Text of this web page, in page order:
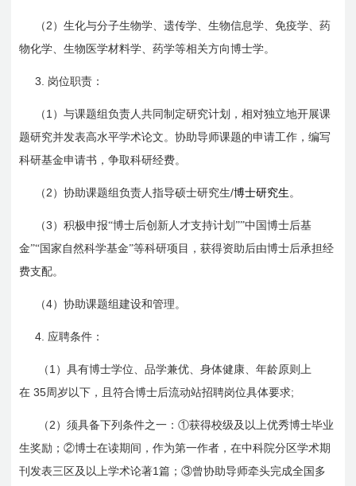
（ 2 ）生化与分子生物学、遗传学、生物信息学、免疫学、药
物化学、生物医学材料学、药学等相关方向博士学。
3. 岗位职责：
（ 1 ）与课题组负责人共同制定研究计划，相对独立地开展课
题研究并发表高水平学术论文。协助导师课题的申请工作，编写
科研基金申请书，争取科研经费。
（ 2 ）协助课题组负责人指导硕士研究生/博士研究生 。
（3 ）积极申报“博士后创新人才支持计划””中国博士后基
金”“国家自然科学基金”等科研项目，获得资助后由博士后承担经
费支配。
（4）协助课题组建设和管理。
4. 应聘条件：
（ 1 ）具有博士学位、品学兼优、身体健康、年龄原则上
在 35周岁以下，且符合博士后流动站招聘岗位具体要求;
（ 2 ）须具备下列条件之一：①获得校级及以上优秀博士毕业
生奖励；②博士在读期间，作为第一作者，在中科院分区学术期
刊发表三区及以上学术论著1篇；③曾协助导师牵头完成全国多